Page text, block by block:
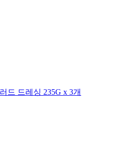
드 드레싱 235G x 3개